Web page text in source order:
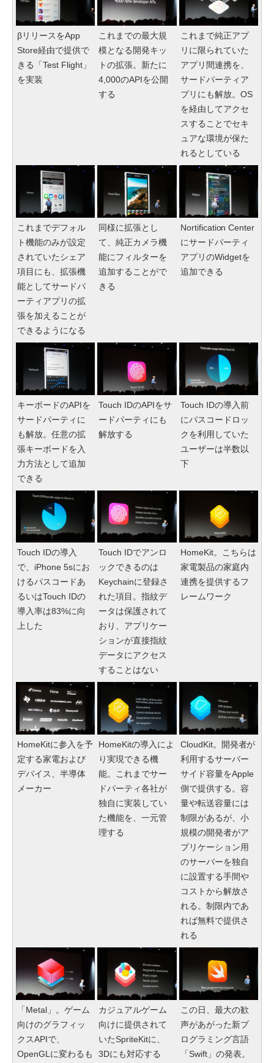
βリリースをApp
Store経由で提供で
きる「Test Flight」
を実装
これまでの最大規
模となる開発キッ
トの拡張。新たに
4,000のAPIを公開
する
これまで純正アプ
リに限られていた
アプリ間連携を、
サードパーティア
プリにも解放。OS
を経由してアクセ
スすることでセキ
ュアな環境が保た
れるとしている
これまでデフォル
ト機能のみが設定
されていたシェア
項目にも、拡張機
能としてサードパ
ーティアプリの拡
張を加えることが
できるようになる
同様に拡張とし
て、純正カメラ機
能にフィルターを
追加することがで
きる
Nortification Center
にサードパーティ
アプリのWidgetを
追加できる
キーボードのAPIを
サードパーティに
も解放。任意の拡
張キーボードを入
力方法として追加
できる
Touch IDのAPIをサ
ードパーティにも
解放する
Touch IDの導入前
にパスコードロッ
クを利用していた
ユーザーは半数以
下
Touch IDの導入
で、iPhone 5sにお
けるパスコードあ
るいはTouch IDの
導入率は83%に向
上した
Touch IDでアンロ
ックできるのは
Keychainに登録さ
れた項目。指紋デ
ータは保護されて
おり、アプリケー
ションが直接指紋
データにアクセス
することはない
HomeKit。こちらは
家電製品の家庭内
連携を提供するフ
レームワーク
HomeKitに参入を予
定する家電および
デバイス、半導体
メーカー
HomeKitの導入によ
り実現できる機
能。これまでサー
ドパーティ各社が
独自に実装してい
た機能を、一元管
理する
CloudKit。開発者が
利用するサーバー
サイド容量をApple
側で提供する。容
量や転送容量には
制限があるが、小
規模の開発者がア
プリケーション用
のサーバーを独自
に設置する手間や
コストから解放さ
れる。制限内であ
れば無料で提供さ
れる
「Metal」。ゲーム
向けのグラフィッ
クスAPIで、
OpenGLに変わるも
カジュアルゲーム
向けに提供されて
いたSpriteKitに、
3Dにも対応する
この日、最大の歓
声があがった新プ
ログラミング言語
「Swift」の発表。